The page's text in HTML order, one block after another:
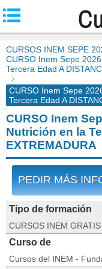
CURSOS INEM SEPE
CURSO Inem Sepe
Tercera Edad A
CURSO Inem Sepe
Tercera Edad A
CURSO Inem
Nutrición en la
EXTREMADURA
PEDIR MÁS
Tipo de formación
CURSOS INEM GRATIS
Curso de
Cursos del INEM -